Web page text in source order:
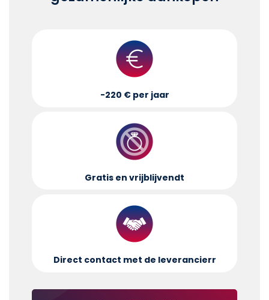
-220 € per jaar
Gratis en vrijblijvendt
Direct contact met de leverancierr